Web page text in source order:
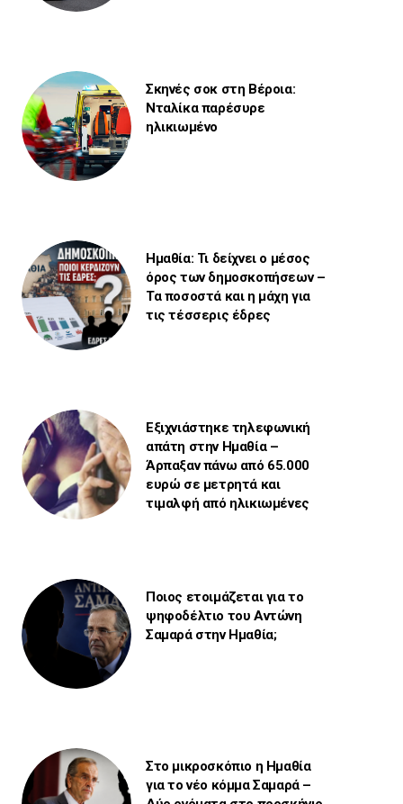
Σκηνές σοκ στη Βέροια:
Νταλίκα παρέσυρε
ηλικιωμένο
Ημαθία: Τι δείχνει ο μέσος
όρος των δημοσκοπήσεων –
Τα ποσοστά και η μάχη για
τις τέσσερις έδρες
Εξιχνιάστηκε τηλεφωνική
απάτη στην Ημαθία –
Άρπαξαν πάνω από 65.000
ευρώ σε μετρητά και
τιμαλφή από ηλικιωμένες
Ποιος ετοιμάζεται για το
ψηφοδέλτιο του Αντώνη
Σαμαρά στην Ημαθία;
Στο μικροσκόπιο η Ημαθία
για το νέο κόμμα Σαμαρά –